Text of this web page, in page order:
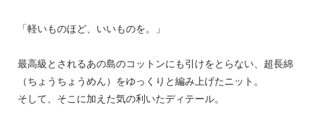
「軽いものほど、いいものを。」
最高級とされるあの島のコットンにも引けをとらない、超長綿
（ちょうちょうめん）をゆっくりと編み上げたニット。
そして、そこに加えた気の利いたディテール。